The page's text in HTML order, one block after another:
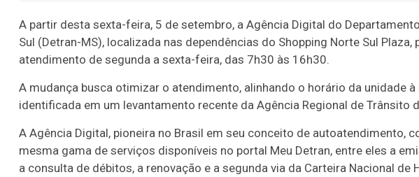
A partir desta sexta-feira, 5 de setembro, a Agência Digital do
Sul (Detran-MS), localizada nas dependências do Shopping Norte Sul
atendimento de segunda a sexta-feira, das 7h30 às 16h30.
A mudança busca otimizar o atendimento, alinhando o horário da unidade
identificada em um levantamento recente da Agência Regional de Trânsito
A Agência Digital, pioneira no Brasil em seu conceito de autoatendimento,
mesma gama de serviços disponíveis no portal Meu Detran, entre eles a
a consulta de débitos, a renovação e a segunda via da Carteira Nacional de